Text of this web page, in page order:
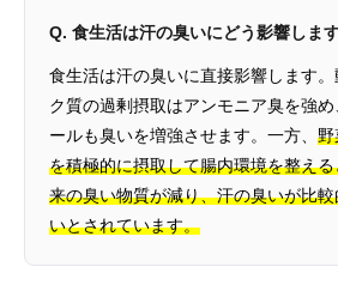
Q. 食生活は汗の臭いにどう影響しま
食生活は汗の臭いに直接影響します
ク質の過剰摂取はアンモニア臭を強
ールも臭いを増強させます。一方、 野
を積極的に摂取して腸内環境を整え
来の臭い物質が減り、汗の臭いが比
いとされています。